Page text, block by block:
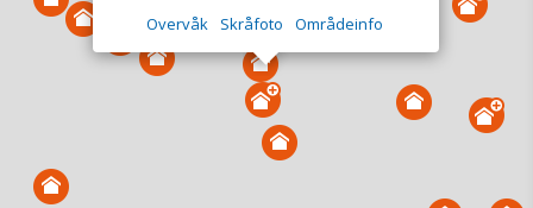
Overvåk område Vis i kart
Vis alle eiendommer i kartet
Vis radon, kvikkleire, årlige trafikkdøgn eller flomfare i
kart
Overvåk
Skråfoto Områdeinfo